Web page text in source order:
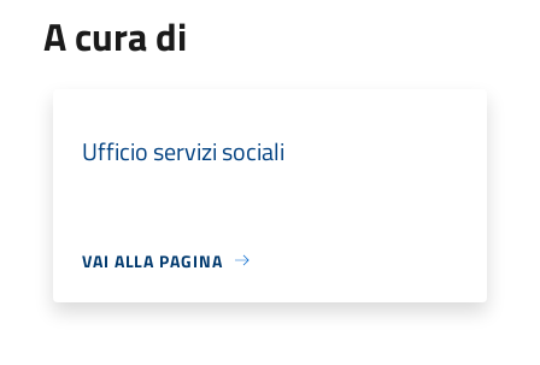
A cura di
Ufficio servizi sociali
VAI ALLA PAGINA